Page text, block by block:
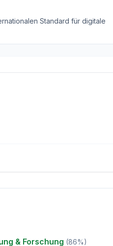
Standard für digitale
& Forschung (86%)